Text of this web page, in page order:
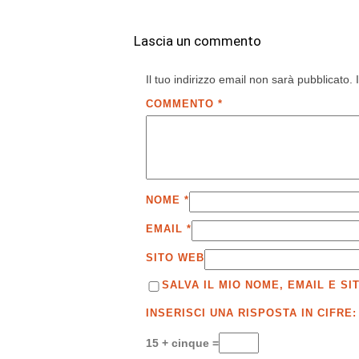
Lascia un commento
Il tuo indirizzo email non sarà pubblicato.
COMMENTO *
NOME *
EMAIL *
SITO WEB
SALVA IL MIO NOME, EMAIL E
INSERISCI UNA RISPOSTA IN CIFRE:
15 + cinque =